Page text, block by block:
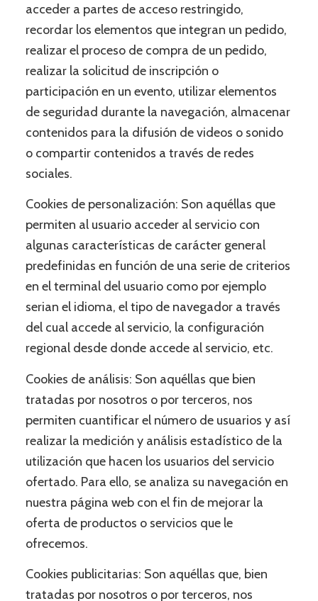
acceder a partes de acceso restringido,
recordar los elementos que integran un pedido,
realizar el proceso de compra de un pedido,
realizar la solicitud de inscripción o
participación en un evento, utilizar elementos
de seguridad durante la navegación, almacenar
contenidos para la difusión de videos o sonido
o compartir contenidos a través de redes
sociales.
Cookies de personalización: Son aquéllas que
permiten al usuario acceder al servicio con
algunas características de carácter general
predefinidas en función de una serie de criterios
en el terminal del usuario como por ejemplo
serian el idioma, el tipo de navegador a través
del cual accede al servicio, la configuración
regional desde donde accede al servicio, etc.
Cookies de análisis: Son aquéllas que bien
tratadas por nosotros o por terceros, nos
permiten cuantificar el número de usuarios y así
realizar la medición y análisis estadístico de la
utilización que hacen los usuarios del servicio
ofertado. Para ello, se analiza su navegación en
nuestra página web con el fin de mejorar la
oferta de productos o servicios que le
ofrecemos.
Cookies publicitarias: Son aquéllas que, bien
tratadas por nosotros o por terceros, nos